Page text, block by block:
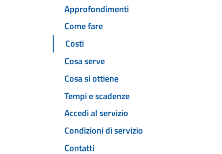
Approfondimenti
Come fare
Costi
Cosa serve
Cosa si ottiene
Tempi e scadenze
Accedi al servizio
Condizioni di servizio
Contatti